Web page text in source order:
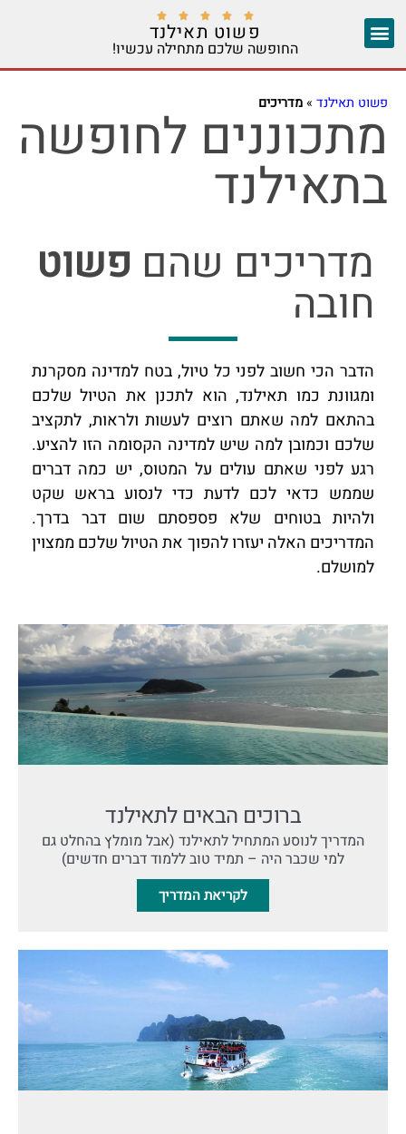





פשוט תאילנד
החופשה שלכם מתחילה עכשיו!
פשוט תאילנד »מדריכים
מתכוננים לחופשה
בתאילנד
מדריכים שהם פשוט
חובה
הדבר הכי חשוב לפני כל טיול, בטח למדינה מסקרנת
ומגוונת כמו תאילנד, הוא לתכנן את הטיול שלכם
בהתאם למה שאתם רוצים לעשות ולראות, לתקציב
שלכם וכמובן למה שיש למדינה הקסומה הזו להציע.
רגע לפני שאתם עולים על המטוס, יש כמה דברים
שממש כדאי לכם לדעת כדי לנסוע בראש שקט
ולהיות בטוחים שלא פספסתם שום דבר בדרך.
המדריכים האלה יעזרו להפוך את הטיול שלכם ממצוין
למושלם.
ברוכים הבאים לתאילנד
המדריך לנוסע המתחיל לתאילנד (אבל מומלץ בהחלט גם
למי שכבר היה – תמיד טוב ללמוד דברים חדשים)
לקריאת המדריך